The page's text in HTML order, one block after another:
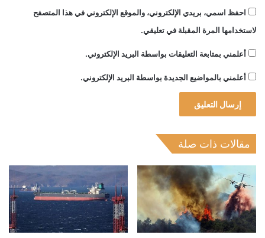
احفظ اسمي، بريدي الإلكتروني، والموقع الإلكتروني في هذا المتصفح
لاستخدامها المرة المقبلة في تعليقي.
أعلمني بمتابعة التعليقات بواسطة البريد الإلكتروني.
أعلمني بالمواضيع الجديدة بواسطة البريد الإلكتروني.
مقالات ذات صلة